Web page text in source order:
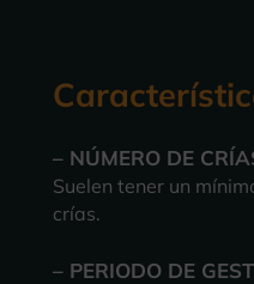
– NÚMERO DE
Suelen tener un
crías.
– PERIODO DE